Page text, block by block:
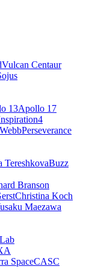
Vulcan Centaur
13Apollo 17
Perseverance
TereshkovaBuzz
Branson
Christina Koch
Maezawa
SpaceCASC